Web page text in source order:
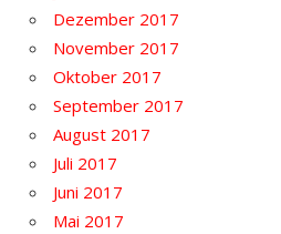
Dezember 2017
November 2017
Oktober 2017
September 2017
August 2017
Juli 2017
Juni 2017
Mai 2017